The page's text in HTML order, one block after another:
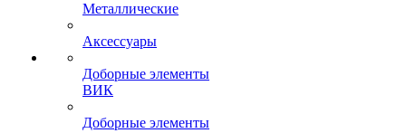
Металлические
Аксессуары
Доборные элементы
ВИК
Доборные элементы